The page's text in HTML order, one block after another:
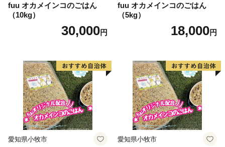
fuu オカメインコのごはん
（10kg）
30,000円
fuu オカメインコのごはん
（5kg）
18,000円
愛知県小牧市 愛知県小牧市